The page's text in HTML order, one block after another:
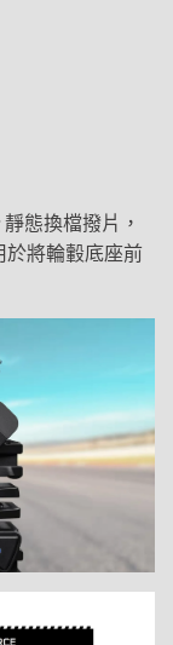
態換檔撥片，
於將輪轂底座前